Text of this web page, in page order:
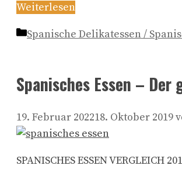
Weiterlesen
Kategorien
Spanische Delikatessen /
Spanisches Essen –
19. Februar 202218. Oktober 2019
SPANISCHES ESSEN